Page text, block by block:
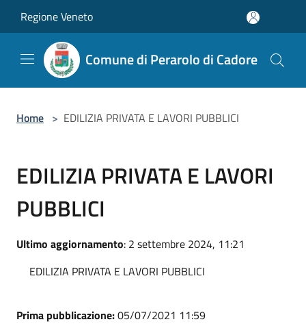
Regione Veneto
Comune di Perarolo di Cadore
Home > EDILIZIA PRIVATA E LAVORI PUBBLICI
EDILIZIA PRIVATA E LAVORI
PUBBLICI
Ultimo aggiornamento: 2 settembre 2024, 11:21
EDILIZIA PRIVATA E LAVORI PUBBLICI
Prima pubblicazione:05/07/2021 11:59